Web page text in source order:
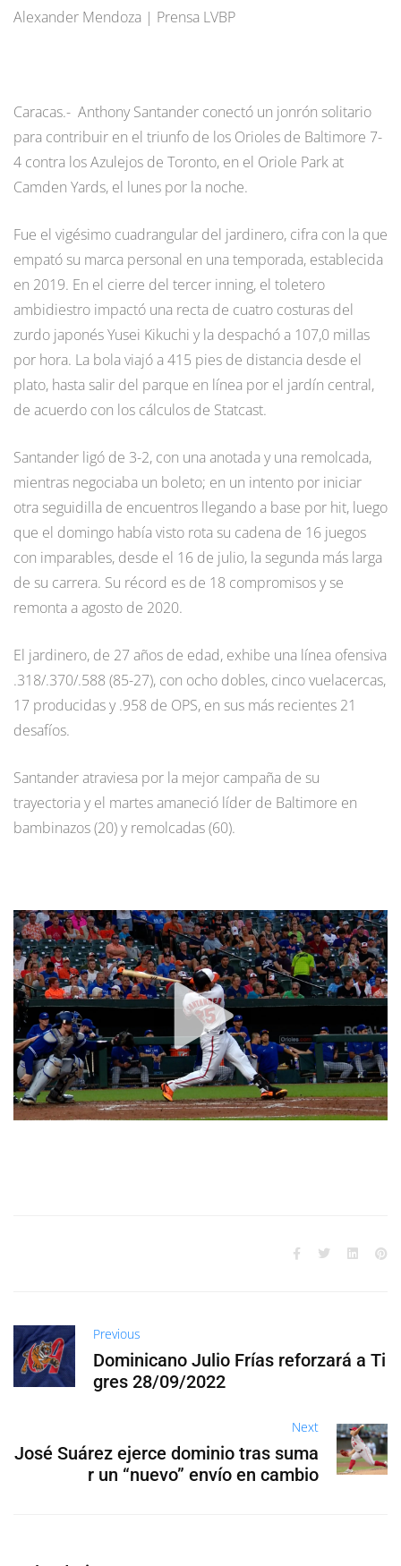
Alexander Mendoza | Prensa LVBP
Caracas.- Anthony Santander conectó un jonrón solitario
para contribuir en el triunfo de los Orioles de Baltimore 7-
4 contra los Azulejos de Toronto, en el Oriole Park at
Camden Yards, el lunes por la noche.
Fue el vigésimo cuadrangular del jardinero, cifra con la que
empató su marca personal en una temporada, establecida
en 2019. En el cierre del tercer inning, el toletero
ambidiestro impactó una recta de cuatro costuras del
zurdo japonés Yusei Kikuchi y la despachó a 107,0 millas
por hora. La bola viajó a 415 pies de distancia desde el
plato, hasta salir del parque en línea por el jardín central,
de acuerdo con los cálculos de Statcast.
Santander ligó de 3-2, con una anotada y una remolcada,
mientras negociaba un boleto; en un intento por iniciar
otra seguidilla de encuentros llegando a base por hit, luego
que el domingo había visto rota su cadena de 16 juegos
con imparables, desde el 16 de julio, la segunda más larga
de su carrera. Su récord es de 18 compromisos y se
remonta a agosto de 2020.
El jardinero, de 27 años de edad, exhibe una línea ofensiva
.318/.370/.588 (85-27), con ocho dobles, cinco vuelacercas,
17 producidas y .958 de OPS, en sus más recientes 21
desafíos.
Santander atraviesa por la mejor campaña de su
trayectoria y el martes amaneció líder de Baltimore en
bambinazos (20) y remolcadas (60).
Previous
Dominicano Julio Frías reforzará a Ti
gres 28/09/2022
Next
José Suárez ejerce dominio tras suma
r un “nuevo” envío en cambio